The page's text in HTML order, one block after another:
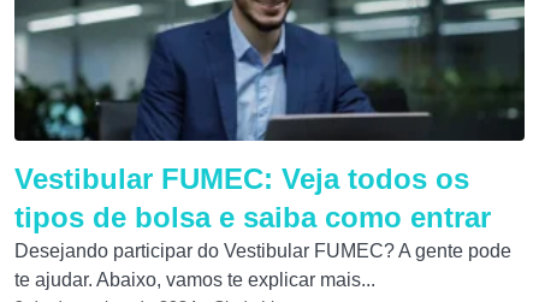
Vestibular FUMEC: Veja todos os
tipos de bolsa e saiba como entrar
Desejando participar do Vestibular FUMEC? A gente pode
te ajudar. Abaixo, vamos te explicar mais...